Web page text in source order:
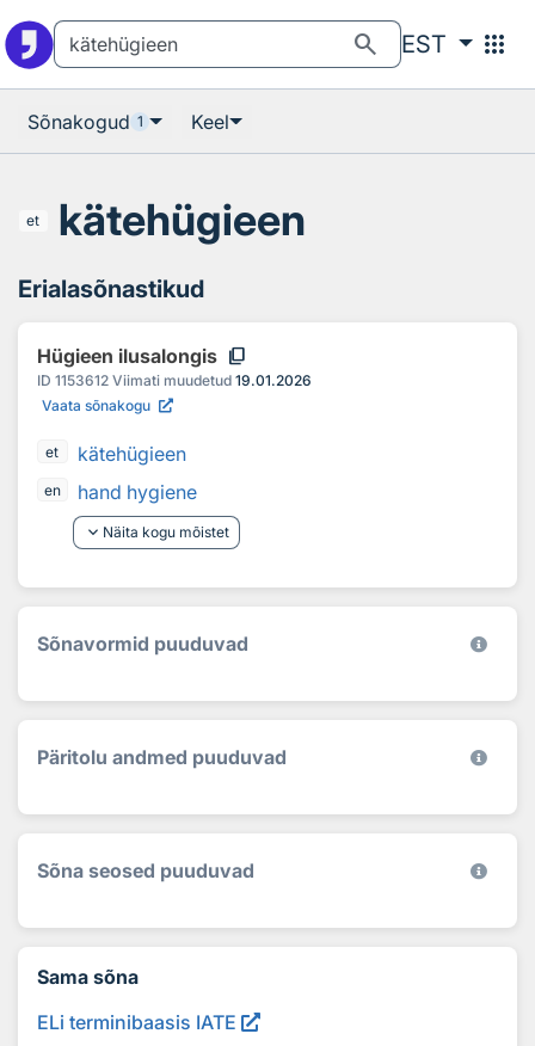
search EST apps
Sõnakogud 1 Keel
et kätehügieen
Erialasõnastikud
Hügieen ilusalongis content_copy
ID 1153612 Viimati muudetud 19.01.2026
Vaata sõnakogu
et kätehügieen
en
hand hygiene
keyboard_arrow_down Näita kogu mõistet
Sõnavormid puuduvad
Päritolu andmed puuduvad
Sõna seosed puuduvad
Sama sõna
ELi terminibaasis IATE